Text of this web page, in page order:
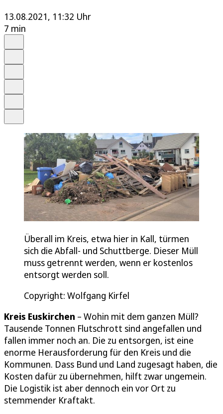
13.08.2021, 11:32 Uhr
7 min
Überall im Kreis, etwa hier in Kall, türmen
sich die Abfall- und Schuttberge. Dieser Müll
muss getrennt werden, wenn er kostenlos
entsorgt werden soll.
Copyright: Wolfgang Kirfel
Kreis Euskirchen – Wohin mit dem ganzen Müll?
Tausende Tonnen Flutschrott sind angefallen und
fallen immer noch an. Die zu entsorgen, ist eine
enorme Herausforderung für den Kreis und die
Kommunen. Dass Bund und Land zugesagt haben, die
Kosten dafür zu übernehmen, hilft zwar ungemein.
Die Logistik ist aber dennoch ein vor Ort zu
stemmender Kraftakt.